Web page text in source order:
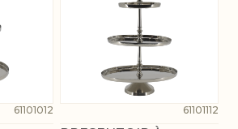
61101012 61101112